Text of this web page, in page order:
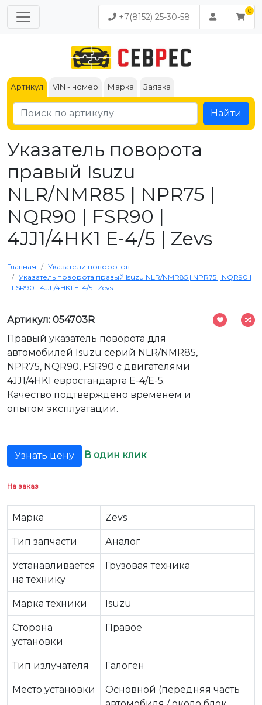
+7(8152) 25-30-58
Артикул VIN - номер Марка Заявка
Найти
Указатель поворота
правый Isuzu
NLR/NMR85 | NPR75 |
NQR90 | FSR90 |
4JJ1/4HK1 Е-4/5 | Zevs
Главная
Указатели поворотов
Указатель поворота правый Isuzu NLR/NMR85 | NPR75 | NQR90 |
FSR90 | 4JJ1/4HK1 Е-4/5 | Zevs
Артикул: 054703R
Правый указатель поворота для
автомобилей Isuzu серий NLR/NMR85,
NPR75, NQR90, FSR90 с двигателями
4JJ1/4HK1 евростандарта E-4/E-5.
Качество подтверждено временем и
опытом эксплуатации.
Узнать цену В один клик
На заказ
Марка Zevs
Тип запчасти Аналог
Устанавливается
на технику
Грузовая техника
Марка техники Isuzu
Сторона
установки
Правое
Тип излучателя Галоген
Место установки
Основной (передняя часть